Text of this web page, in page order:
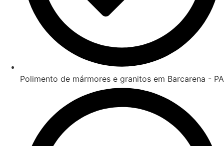
Polimento de mármores e granitos em Barcarena - PA